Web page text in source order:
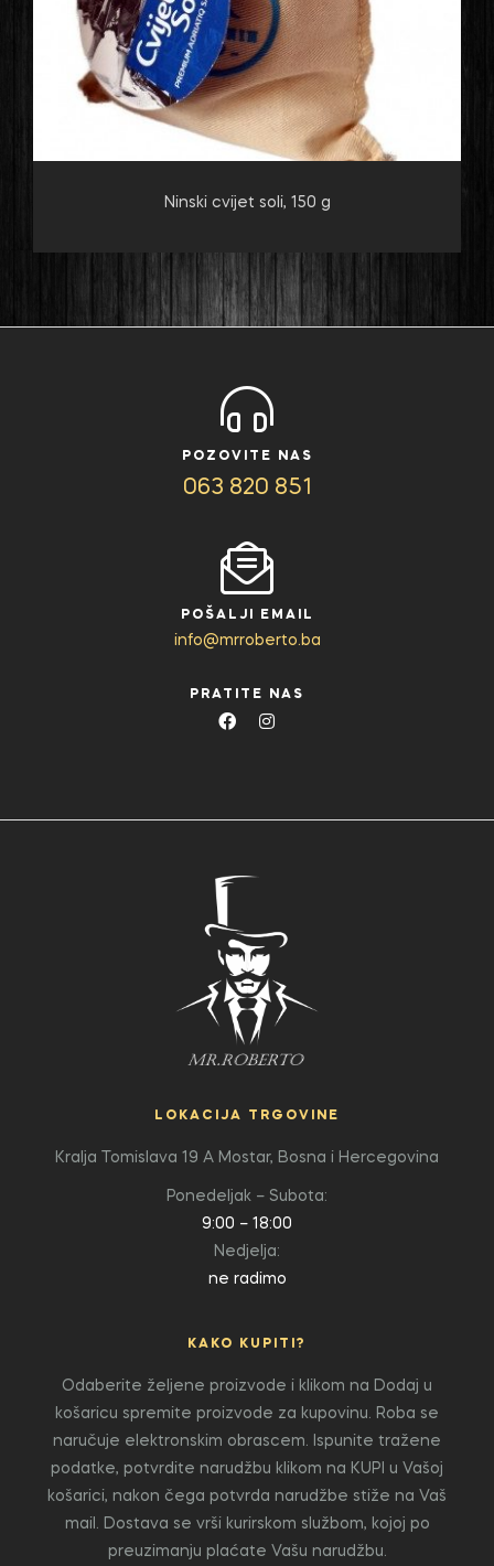
Ninski cvijet soli, 150 g
POZOVITE NAS
063 820 851
POŠALJI EMAIL
info@mrroberto.ba
PRATITE NAS
LOKACIJA TRGOVINE
Kralja Tomislava 19 A Mostar, Bosna i Hercegovina
Ponedeljak – Subota:
9:00 – 18:00
Nedjelja:
ne radimo
KAKO KUPITI?
Odaberite željene proizvode i klikom na Dodaj u
košaricu spremite proizvode za kupovinu. Roba se
naručuje elektronskim obrascem. Ispunite tražene
podatke, potvrdite narudžbu klikom na KUPI u Vašoj
košarici, nakon čega potvrda narudžbe stiže na Vaš
mail. Dostava se vrši kurirskom službom, kojoj po
preuzimanju plaćate Vašu narudžbu.